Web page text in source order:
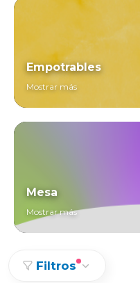
Empotrables
Mostrar más
Mesa
Mostrar más
Filtros